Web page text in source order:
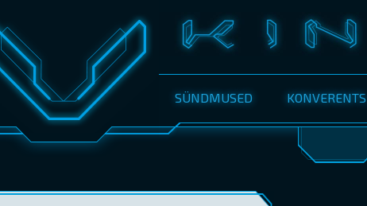
SÜNDMUSED KONVERENTS